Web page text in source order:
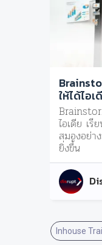
ให้ได้ไอ
ไอเดีย เ
สมองอย่า
ยิ่งขึ้น
Inhouse